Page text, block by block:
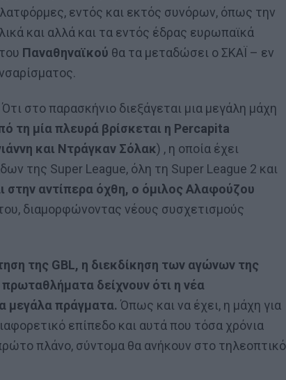
εντός και εκτός συνόρων, όπως την
και αλλά και τα εντός έδρας ευρωπαϊκά
Παναθηναϊκού θα τα μεταδώσει ο ΣΚΑΪ – εν
στο παρασκήνιο διεξάγεται μια μεγάλη μάχη
τη μία πλευρά βρίσκεται η Percapita
και Ντράγκαν Σόλακ) , η οποία έχει
της Super League, όλη τη Super League 2 και
στην αντίπερα όχθη, ο όμιλος Αλαφούζου
διαμορφώνοντας νέους συσχετισμούς
της GBL, η διεκδίκηση των αγώνων της
δείχνουν ότι η νέα
μεγάλα πράγματα. Όπως και να έχει, η μάχη για
επίπεδο και αυτά που τόσα χρόνια
πλάνο, σύντομα θα ανήκουν στο τηλεοπτικό